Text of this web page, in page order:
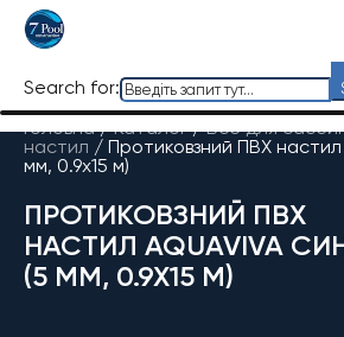
Search for:
Головна / Каталог/Все для
настил / Протиковзний ПВХ настил
мм, 0.9х15 м)
ПРОТИКОВЗНИЙ ПВХ
НАСТИЛ AQUAVIVA
(5 ММ, 0.9Х15 М)